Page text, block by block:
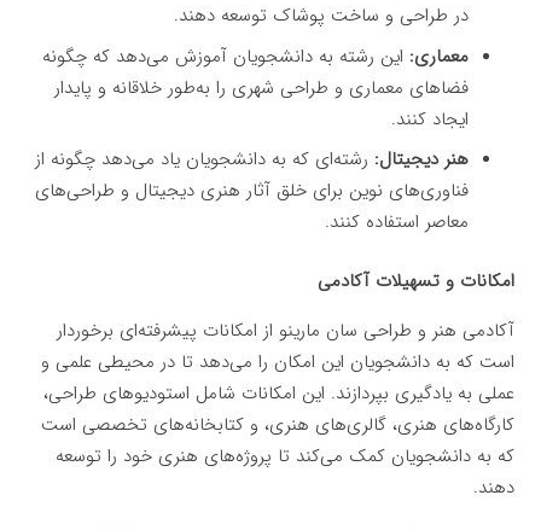
در طراحی و ساخت پوشاک توسعه دهند.
معماری: این رشته به دانشجویان آموزش می‌دهد که چگونه
فضاهای معماری و طراحی شهری را به‌طور خلاقانه و پایدار
ایجاد کنند.
هنر دیجیتال: رشته‌ای که به دانشجویان یاد می‌دهد چگونه از
فناوری‌های نوین برای خلق آثار هنری دیجیتال و طراحی‌های
معاصر استفاده کنند.
امکانات و تسهیلات آکادمی
آکادمی هنر و طراحی سان مارینو از امکانات پیشرفته‌ای برخوردار
است که به دانشجویان این امکان را می‌دهد تا در محیطی علمی و
عملی به یادگیری بپردازند. این امکانات شامل استودیوهای طراحی،
کارگاه‌های هنری، گالری‌های هنری، و کتابخانه‌های تخصصی است
که به دانشجویان کمک می‌کند تا پروژه‌های هنری خود را توسعه
دهند.